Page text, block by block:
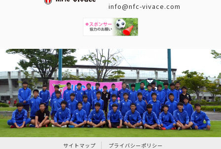
info@nfc-vivace.com
サイトマップ プライバシーポリシー